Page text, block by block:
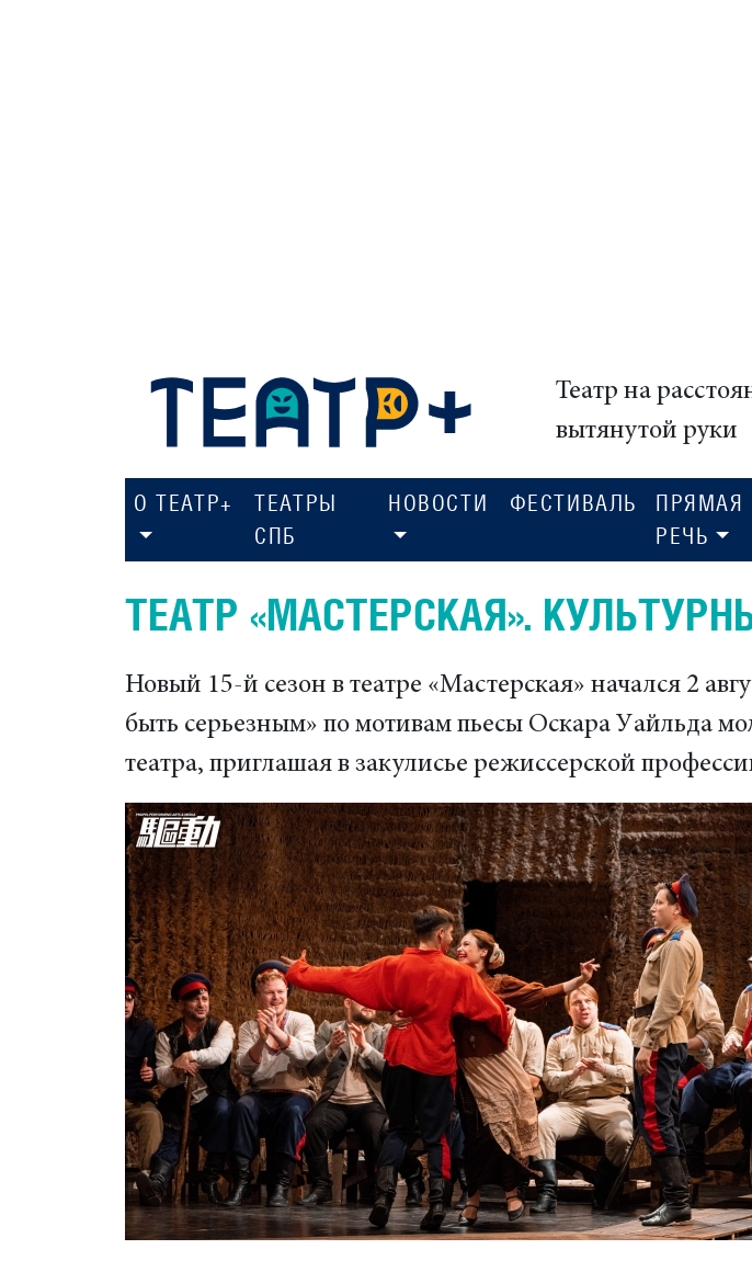
Театр на
вытянутой руки
О ТЕАТР+
ТЕАТРЫ
СПБ
НОВОСТИ ФЕСТИВАЛЬ
ПРЯМАЯ
РЕЧЬ
ТЕАТР «МАСТЕРСКАЯ».
Новый 15-й сезон в театре «Мастерская» начался 2
быть серьезным» по мотивам пьесы Оскара Уайльда
театра, приглашая в закулисье режиссерской